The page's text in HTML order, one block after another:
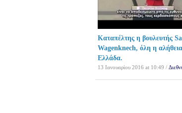
Καταπέλτης η βουλευτής
Wagenknech, όλη η
Ελλάδα.
13 Ιανουαρίου 2016 at 10:49 /